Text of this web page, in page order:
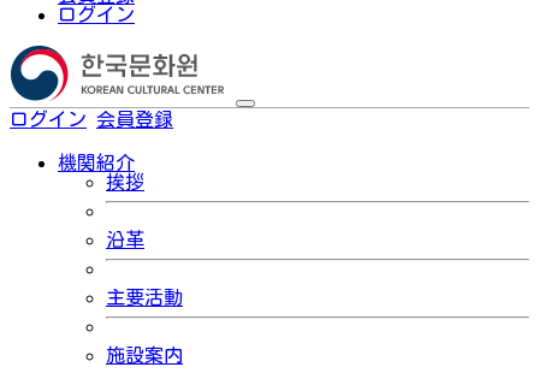
ログイン
ログイン 会員登録
機関紹介
挨拶
沿革
主要活動
施設案内